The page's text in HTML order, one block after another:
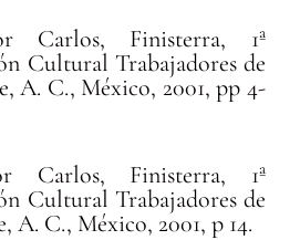
Carlos, Finisterra, 1ª
Cultural Trabajadores de
A. C., México, 2001, pp 4-
Carlos, Finisterra, 1ª
Cultural Trabajadores de
A. C., México, 2001, p 14.